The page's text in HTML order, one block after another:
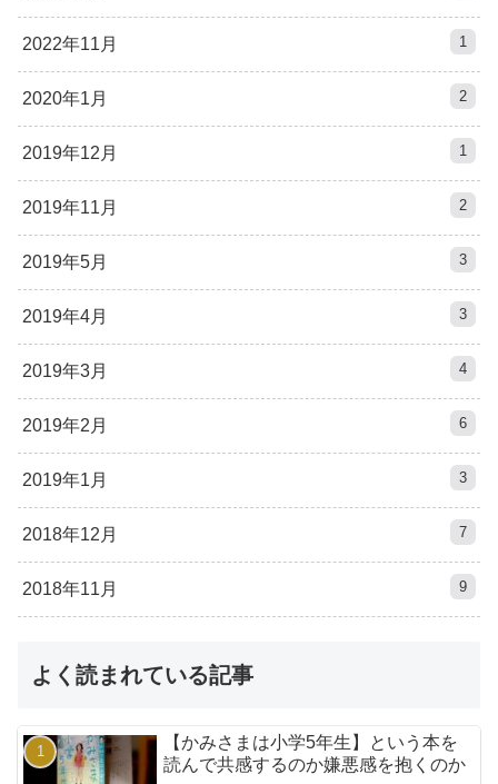
2022年11月 1
2020年1月 2
2019年12月 1
2019年11月 2
2019年5月 3
2019年4月 3
2019年3月 4
2019年2月 6
2019年1月 3
2018年12月 7
2018年11月 9
よく読まれている記事
【かみさまは小学5年生】という本を
読んで共感するのか嫌悪感を抱くのか